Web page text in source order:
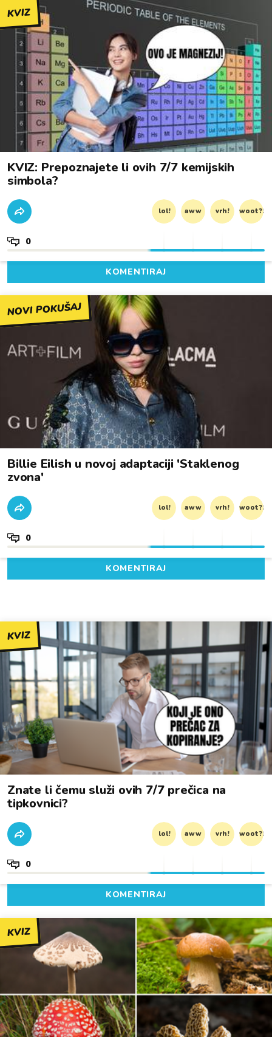
KVIZ
KVIZ: Prepoznajete li ovih 7/7 kemijskih
simbola?
lol! aww vrh! woot?!
0
KOMENTIRAJ
NOVI POKUŠAJ
Billie Eilish u novoj adaptaciji 'Staklenog
zvona'
lol! aww vrh! woot?!
0
KOMENTIRAJ
KVIZ
Znate li čemu služi ovih 7/7 prečica na
tipkovnici?
lol! aww vrh! woot?!
0
KOMENTIRAJ
KVIZ